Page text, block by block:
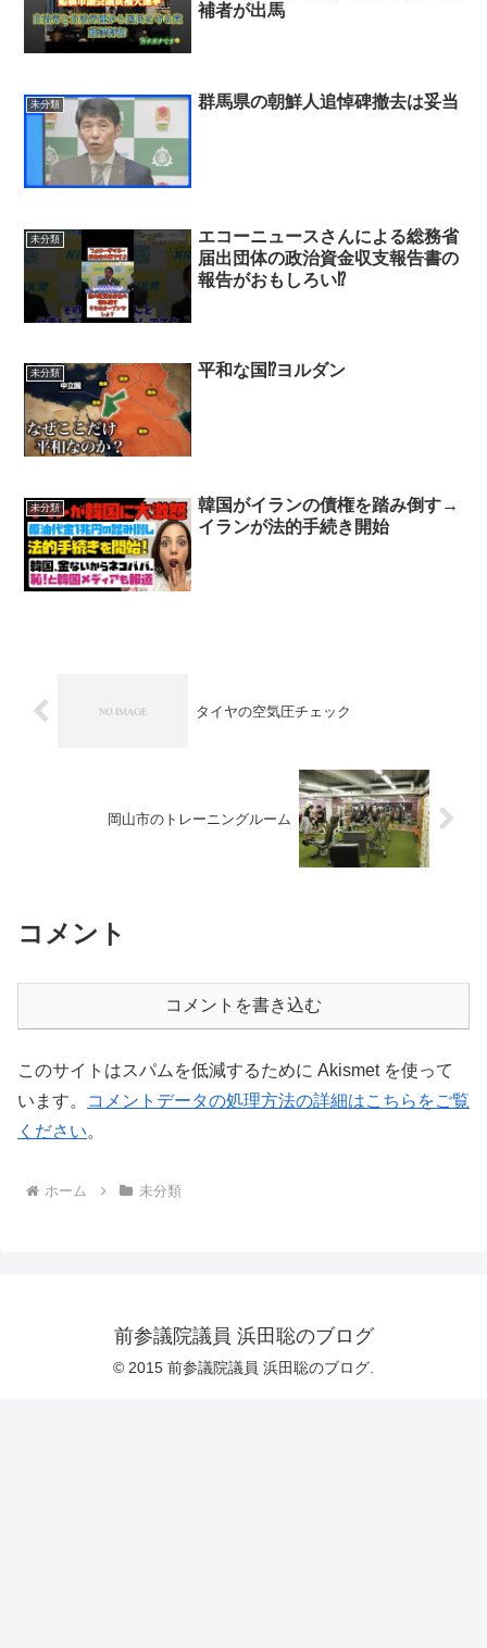
補者が出馬
未分類 群馬県の朝鮮人追悼碑撤去は妥当
未分類
エコーニュースさんによる総務省
届出団体の政治資金収支報告書の
報告がおもしろい⁉
未分類 平和な国⁉ヨルダン
未分類
韓国がイランの債権を踏み倒す→
イランが法的手続き開始
タイヤの空気圧チェック
岡山市のトレーニングルーム
コメント
コメントを書き込む
このサイトはスパムを低減するために Akismet を使って
います。
コメントデータの処理方法の詳細はこちらをご覧
ください。
ホーム 未分類
前参議院議員 浜田聡のブログ
© 2015 前参議院議員 浜田聡のブログ.